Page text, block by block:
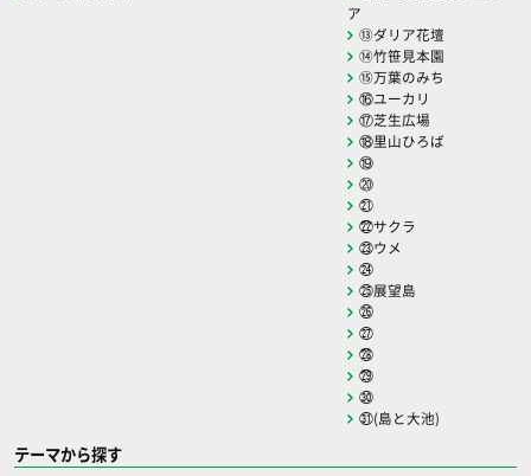
ア
⑬ダリア花壇
⑭竹笹見本園
⑮万葉のみち
⑯ユーカリ
⑰芝生広場
⑱里山ひろば
⑲
⑳
㉑
㉒サクラ
㉓ウメ
㉔
㉕展望島
㉖
㉗
㉘
㉙
㉚
㉛(島と大池)
テーマから探す